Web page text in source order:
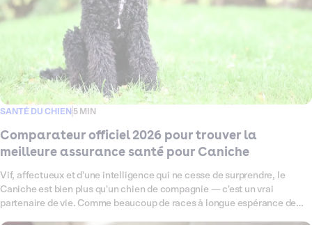
SANTÉ DU CHIEN 5 MIN
Comparateur officiel 2026 pour trouver la
meilleure assurance santé pour Caniche
Vif, affectueux et d'une intelligence qui ne cesse de surprendre, le
Caniche est bien plus qu'un chien de compagnie — c'est un vrai
partenaire de vie. Comme beaucoup de races à longue espérance de